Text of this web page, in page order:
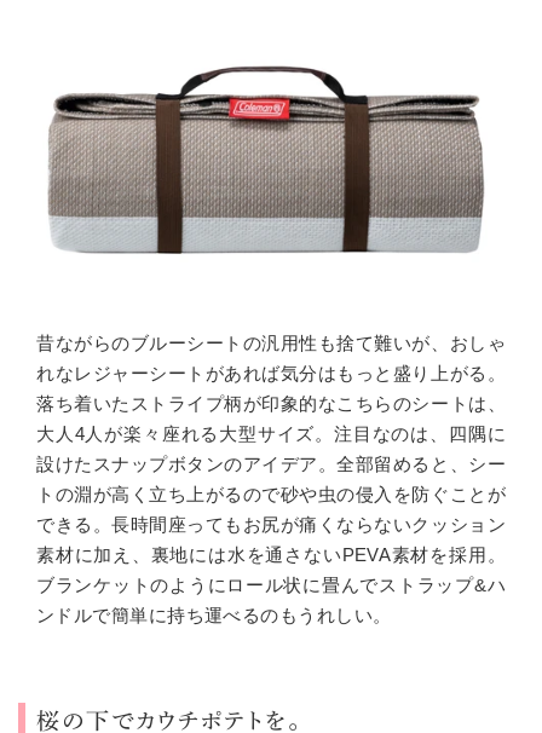
昔ながらのブルーシートの汎用性も捨て難いが、おしゃ
れなレジャーシートがあれば気分はもっと盛り上がる。
落ち着いたストライプ柄が印象的なこちらのシートは、
大人 4人が楽々座れる大型サイズ。注目なのは、四隅に
設けたスナップボタンのアイデア。全部留めると、シー
トの淵が高く立ち上がるので砂や虫の侵入を防ぐことが
できる。長時間座ってもお尻が痛くならないクッション
素材に加え、裏地には水を通さないPEVA素材を採用。
ブランケットのようにロール状に畳んでストラップ&ハ
ンドルで簡単に持ち運べるのもうれしい。
桜の下でカウチポテトを。